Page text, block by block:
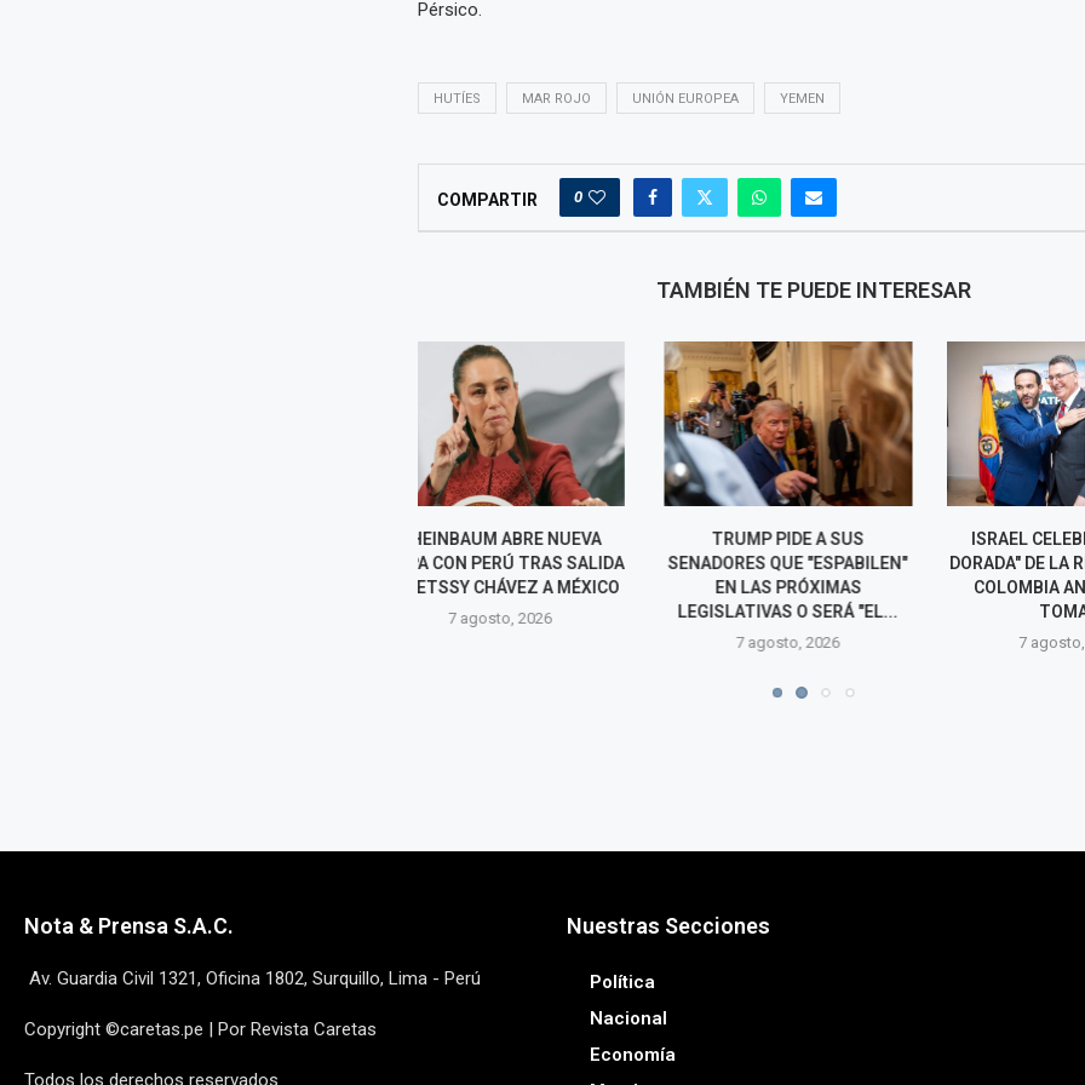
Pérsico.
HUTÍES MAR ROJO UNIÓN EUROPEA YEMEN
COMPARTIR 0
TAMBIÉN TE PUEDE INTERESAR
TRUMP PIDE A SUS
SENADORES QUE "ESPABILEN"
EN LAS PRÓXIMAS
LEGISLATIVAS O SERÁ "EL...
ISRAEL CELEBRA "LA ERA
DORADA" DE LA RELACIÓN CON
COLOMBIA ANTES DE LA
TOMA...
7 agosto, 2026
CEPEDA
FISCALÍA
VINCULARLO
Nota & Prensa S.A.C.
Av. Guardia Civil 1321, Oficina 1802, Surquillo, Lima - Perú
Copyright ©caretas.pe | Por Revista Caretas
Nuestras Secciones
Política
Nacional
Economía